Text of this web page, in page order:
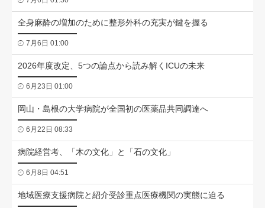
全身麻酔の増加のために整形外科の充実が鍵を握る
7月6日 01:00
2026年度改定、5つの論点から読み解くICUの未来
6月23日 01:00
岡山・島根の大学病院が全国初の医薬品共同調達へ
6月22日 08:33
病院経営考、「木の文化」と「石の文化」
6月8日 04:51
地域医療支援病院と紹介受診重点医療機関の実態に迫る